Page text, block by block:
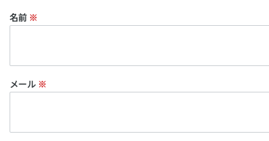
名前 ※
メール ※